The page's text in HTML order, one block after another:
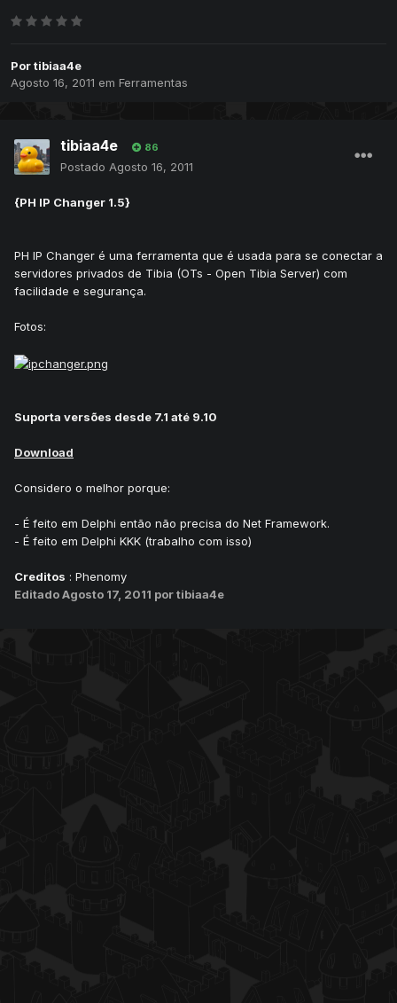
Portibiaa4e
Agosto 16, 2011 em Ferramentas
tibiaa4e 86
Postado Agosto 16, 2011
{PH IP Changer 1.5}
PH IP Changer é uma ferramenta que é usada para se conectar a
servidores privados de Tibia (OTs - Open Tibia Server) com
facilidade e segurança.
Fotos:
Suporta versões desde 7.1 até 9.10
Download
Considero o melhor porque:
- É feito em Delphi então não precisa do Net Framework.
- É feito em Delphi KKK (trabalho com isso)
Creditos : Phenomy
EditadoAgosto 17, 2011 por tibiaa4e